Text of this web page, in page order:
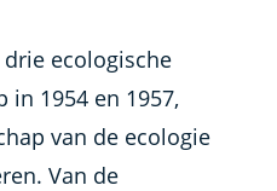
ecologische
1954 en 1957,
van de ecologie
Van de